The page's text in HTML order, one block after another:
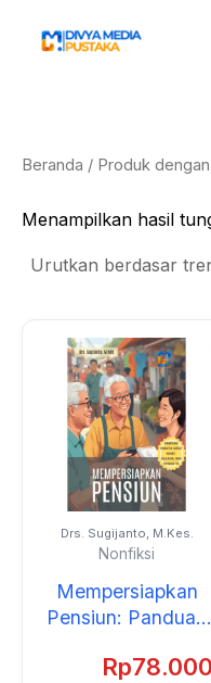
Beranda / Produk
Menampilkan hasil
Drs. Sugijanto, M.Kes.
Nonfiksi
Mempersiapkan
Pensiun: Panduan
Sehat, Bahagia,
Rp78.000